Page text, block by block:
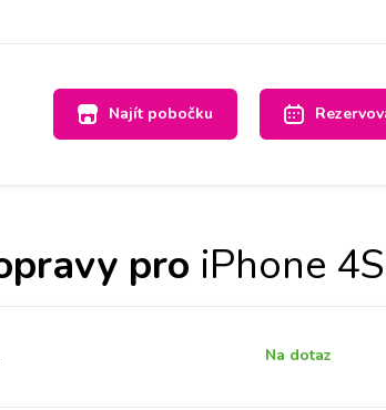
Najít pobočku
pro iPhone 4S
Na dotaz